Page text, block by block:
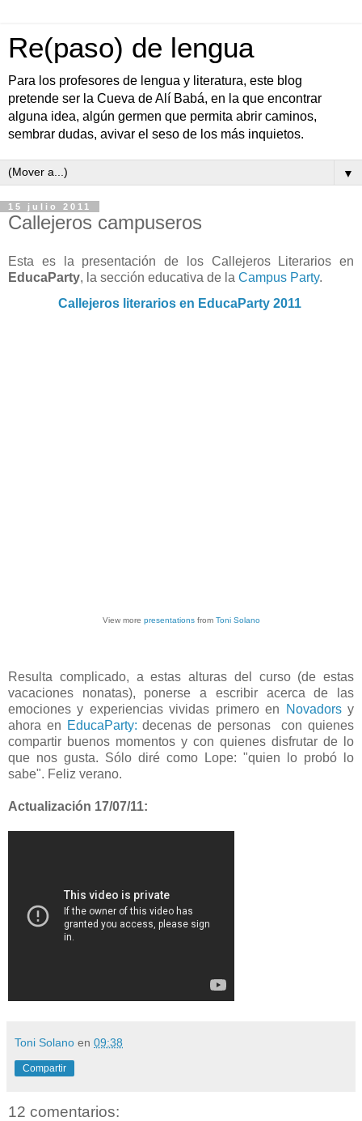
Re(paso) de lengua
Para los profesores de lengua y literatura, este blog
pretende ser la Cueva de Alí Babá, en la que encontrar
alguna idea, algún germen que permita abrir caminos,
sembrar dudas, avivar el seso de los más inquietos.
▼
15 julio 2011
Callejeros campuseros
Esta es la presentación de los Callejeros Literarios en
EducaParty, la sección educativa de la Campus Party.
Callejeros literarios en EducaParty 2011
View more presentationsfrom Toni Solano
Resulta complicado, a estas alturas del curso (de estas
vacaciones nonatas), ponerse a escribir acerca de las
emociones y experiencias vividas primero en
Novadorsy
ahora en EducaParty: decenas de personas con quienes
compartir buenos momentos y con quienes disfrutar de lo
que nos gusta. Sólo diré como Lope: "quien lo probó lo
sabe". Feliz verano.
Actualización 17/07/11:
Toni Solano en 09:38
Compartir
12 comentarios: